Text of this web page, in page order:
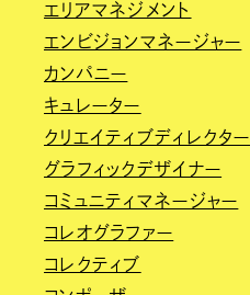
エリアマネジメント
エンビジョンマネージャー
カンパニー
キュレーター
クリエイティブディレクター
グラフィックデザイナー
コミュニティマネージャー
コレオグラファー
コレクティブ